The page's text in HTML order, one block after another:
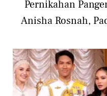
Pernikahan
Anisha Rosnah,